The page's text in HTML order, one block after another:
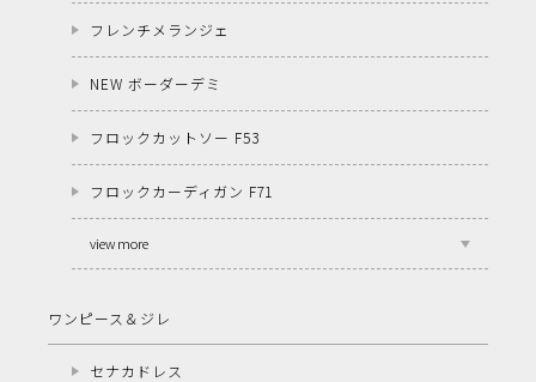
フレンチメランジェ
NEW ボーダーデミ
フロックカットソー F53
フロックカーディガン F71
view more
ワンピース＆ジレ
セナカドレス